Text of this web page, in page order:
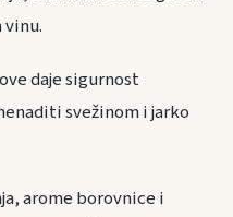
daje sigurnost
svežinom i jarko
arome borovnice i